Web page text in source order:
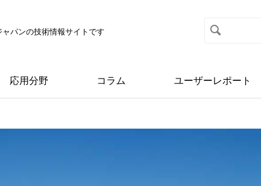
パンの技術情報サイトです
応用分野 コラム ユーザーレポート